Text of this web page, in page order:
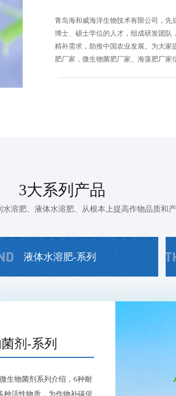
青岛海和威海洋生物技术有限公司，先
博士、硕士学位的人才，组成研发团队
精补需求，助推中国农业发展。为大家
肥厂家，微生物菌肥厂家、海藻肥厂家
3大系列产品
水溶肥、液体水溶肥、从根本上提高作物品质和
液体水溶肥-系列